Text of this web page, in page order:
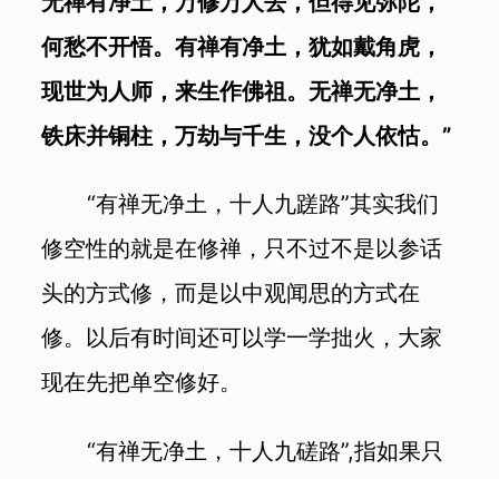
何愁不开悟。有禅有净土，犹如戴角虎，
现世为人师，来生作佛祖。无禅无净土，
铁床并铜柱，万劫与千生，没个人依怙。”
“有禅无净土，十人九蹉路”其实我们
修空性的就是在修禅，只不过不是以参话
头的方式修，而是以中观闻思的方式在
修。以后有时间还可以学一学拙火，大家
现在先把单空修好。
“有禅无净土，十人九磋路”,指如果只